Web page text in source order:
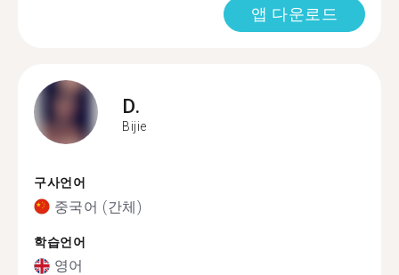
앱 다운로드
D.
Bijie
구사언어
중국어 (간체)
학습언어
영어